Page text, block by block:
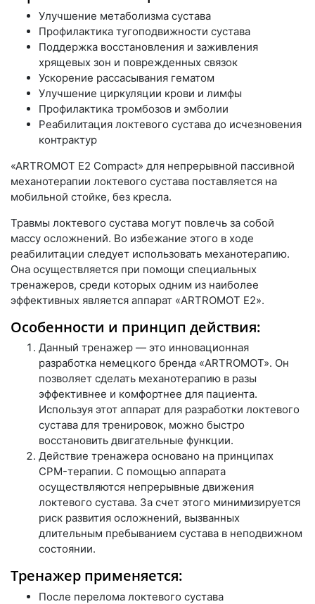
Улучшение метаболизма сустава
Профилактика тугоподвижности сустава
Поддержка восстановления и заживления
хрящевых зон и поврежденных связок
Ускорение рассасывания гематом
Улучшение циркуляции крови и лимфы
Профилактика тромбозов и эмболии
Реабилитация локтевого сустава до исчезновения
контрактур
«ARTROMOT E2 Compact» для непрерывной пассивной
механотерапии локтевого сустава поставляется на
мобильной стойке, без кресла.
Травмы локтевого сустава могут повлечь за собой
массу осложнений. Во избежание этого в ходе
реабилитации следует использовать механотерапию.
Она осуществляется при помощи специальных
тренажеров, среди которых одним из наиболее
эффективных является аппарат «ARTROMOT E2».
Особенности и принцип действия:
Данный тренажер — это инновационная
разработка немецкого бренда «ARTROMOT». Он
позволяет сделать механотерапию в разы
эффективнее и комфортнее для пациента.
Используя этот аппарат для разработки локтевого
сустава для тренировок, можно быстро
восстановить двигательные функции.
Действие тренажера основано на принципах
CPM-терапии. С помощью аппарата
осуществляются непрерывные движения
локтевого сустава. За счет этого минимизируется
риск развития осложнений, вызванных
длительным пребыванием сустава в неподвижном
состоянии.
Тренажер применяется:
После перелома локтевого сустава